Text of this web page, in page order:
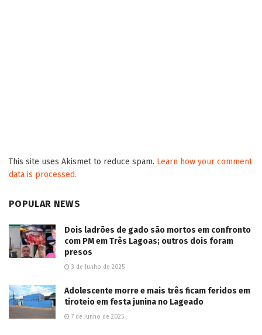
This site uses Akismet to reduce spam. Learn how your comment
data is processed.
POPULAR NEWS
Dois ladrões de gado são mortos em confronto
com PM em Três Lagoas; outros dois foram
presos
3 de Junho de 2025
Adolescente morre e mais três ficam feridos em
tiroteio em festa junina no Lageado
7 de Junho de 2025